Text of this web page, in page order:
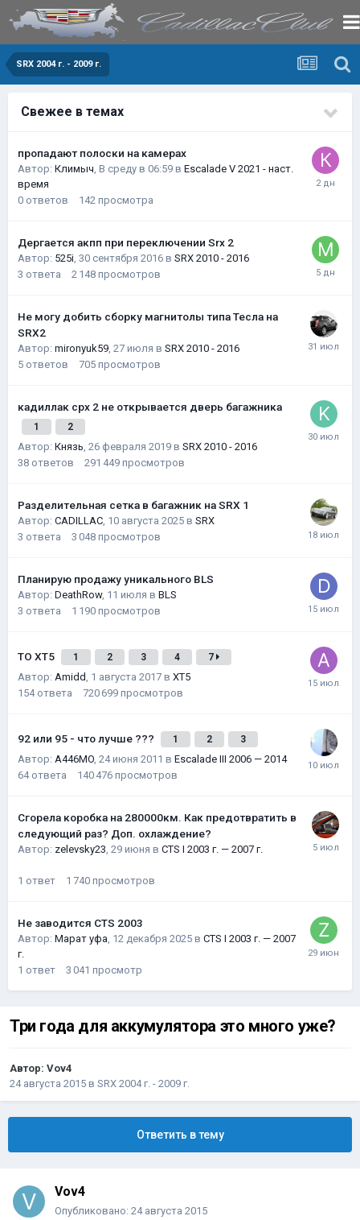
SRX 2004 г. - 2009 г.
Свежее в темах
пропадают полоски на камерах
Автор: Климыч, В среду в 06:59 в Escalade V 2021 - наст.
время
0 ответов 142 просмотра
Дергается акпп при переключении Srx 2
Автор: 525i, 30 сентября 2016 в SRX 2010 - 2016
3 ответа 2 148 просмотров
Не могу добить сборку магнитолы типа Тесла на
SRX2
Автор: mironyuk59, 27 июля в SRX 2010 - 2016
5 ответов 705 просмотров
кадиллак срх 2 не открывается дверь багажника
1 2
Автор: Князь, 26 февраля 2019 в SRX 2010 - 2016
38 ответов 291 449 просмотров
Разделительная сетка в багажник на SRX 1
Автор: CADILLAC, 10 августа 2025 в SRX
3 ответа 3 048 просмотров
Планирую продажу уникального BLS
Автор: DeathRow, 11 июля в BLS
3 ответа 1 190 просмотров
ТО XT5 1 2 3 4 7
Автор: Amidd, 1 августа 2017 в XT5
154 ответа 720 699 просмотров
92 или 95 - что лучше ??? 1 2 3
Автор: A446MO, 24 июня 2011 в Escalade III 2006 — 2014
64 ответа 140 476 просмотров
Сгорела коробка на 280000км. Как предотвратить в
следующий раз? Доп. охлаждение?
Автор: zelevsky23, 29 июня в CTS I 2003 г. — 2007 г.
1 ответ 1 740 просмотров
Не заводится CTS 2003
Автор: Марат уфа, 12 декабря 2025 в CTS I 2003 г. — 2007
г.
1 ответ 3 041 просмотр
Три года для аккумулятора это много уже?
Автор: Vov4
24 августа 2015 в SRX 2004 г. - 2009 г.
Ответить в тему
Vov4
Опубликовано: 24 августа 2015